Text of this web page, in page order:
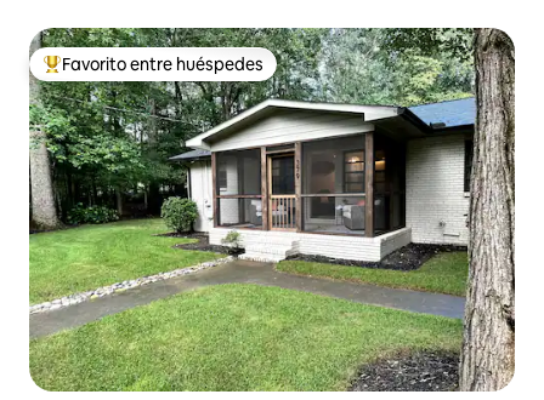
De los mejores en Favorito entre huéspedes
Favorito entre huéspedes